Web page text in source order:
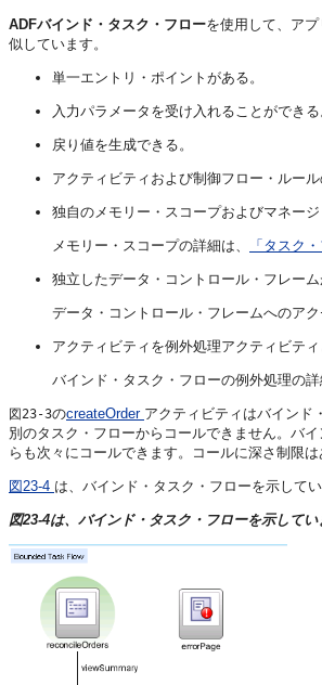
ADFバインド・タスク・フローを使用して、ア
似しています。
単一エントリ・ポイントがある。
入力パラメータを受け入れることができる
戻り値を生成できる。
アクティビティおよび制御フロー・ルー
独自のメモリー・スコープおよびマネー
メモリー・スコープの詳細は、 「タスク
独立したデータ・コントロール・フレー
データ・コントロール・フレームへのアク
アクティビティを例外処理アクティビティ
バインド・タスク・フローの例外処理の詳
図23-3のcreateOrder アクティビティはバインド
別のタスク・フローからコールできません。バ
らも次々にコールできます。コールに深さ制限は
図23-4 は、バインド・タスク・フローを示してい
図23-4は、バインド・タスク・フローを示してい